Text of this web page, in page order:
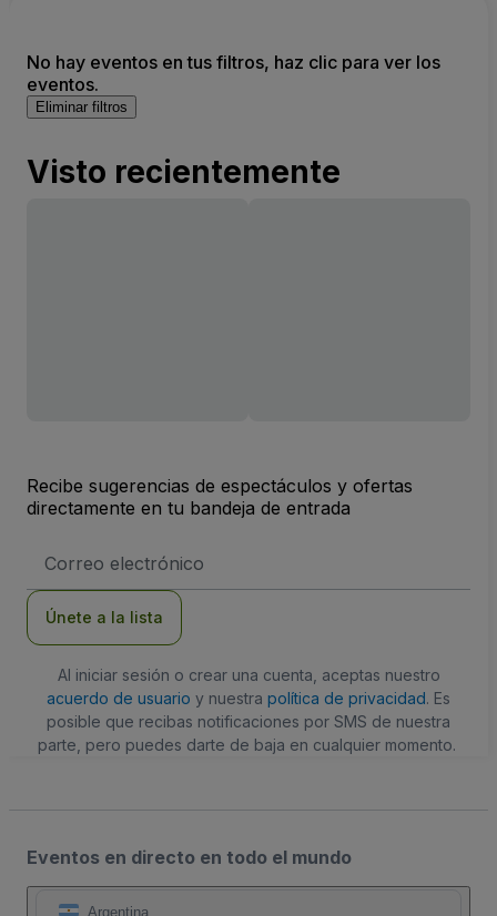
No hay eventos en tus filtros, haz clic para ver los
eventos.
Eliminar filtros
Visto recientemente
Recibe sugerencias de espectáculos y ofertas
directamente en tu bandeja de entrada
de
Únete a la lista
Al iniciar sesión o crear una cuenta, aceptas nuestro
acuerdo de usuario y nuestra política de privacidad. Es
posible que recibas notificaciones por SMS de nuestra
parte, pero puedes darte de baja en cualquier momento.
Eventos en directo en todo el mundo
Argentina